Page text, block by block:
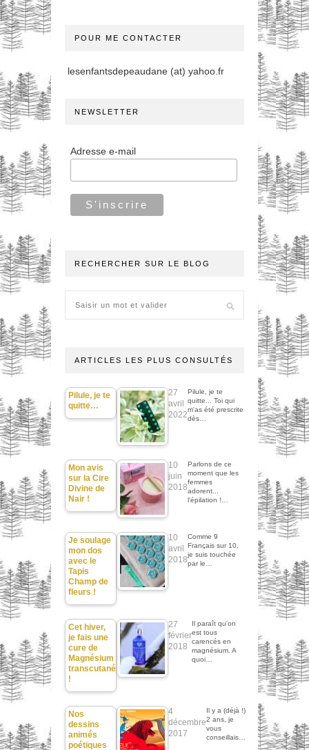
POUR ME CONTACTER
lesenfantsdepeaudane (at) yahoo.fr
NEWSLETTER
Adresse e-mail
RECHERCHER SUR LE BLOG
ARTICLES LES PLUS CONSULTÉS
Pilule, je te
quitte…
27
avril
2022
Pilule, je te
quitte... Toi qui
m'as été prescrite
dès…
Mon avis
sur la Cire
Divine de
Nair !
10
juin
2018
Parlons de ce
moment que les
femmes
adorent...
l'épilation !…
Je soulage
mon dos
avec le
Tapis
Champ de
fleurs !
10
avril
2018
Comme 9
Français sur 10,
je suis touchée
par le…
Cet hiver,
je fais une
cure de
Magnésium
transcutané
!
27
février
2018
Il paraît qu'on
est tous
carencés en
magnésium. A
quoi…
Nos
dessins
animés
poétiques
4
décembre
2017
Il y a (déjà !)
2 ans, je
vous
conseillais…